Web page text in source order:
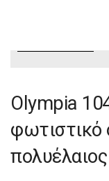
Olympia
φωτιστικό
πολυέλαιος